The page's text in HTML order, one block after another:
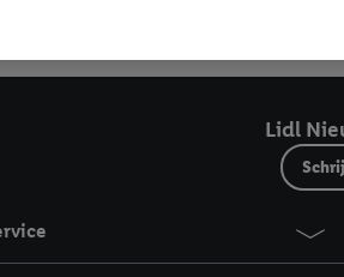
Lidl
toestemming geeft, dan kunnen
hebt getoond (bijvoorbeeld door het
worden weergegeven, als verschillende
met eventuele andere identifiers of met
je instemt. Verder kan je er meer
op "Weigeren", kies je voor de optie dat er